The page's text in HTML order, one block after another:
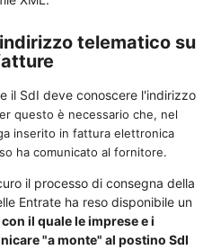
telematico su
il SdI deve conoscere l'indirizzo
questo è necessario che, nel
inserito in fattura elettronica
ha comunicato al fornitore.
il processo di consegna della
Entrate ha reso disponibile un
il quale le imprese e i
"a monte" al postino SdI